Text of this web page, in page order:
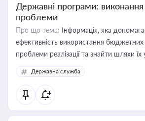
Державні програми: виконання
проблеми
Про що тема: Інформація, яка
ефективність використання бюджетних
проблеми реалізації та знайти шляхи
Державна служба